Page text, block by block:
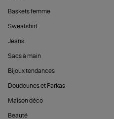
Baskets femme
Sweatshirt
Jeans
Sacs à main
Bijoux tendances
Doudounes et Parkas
Maison déco
Beauté